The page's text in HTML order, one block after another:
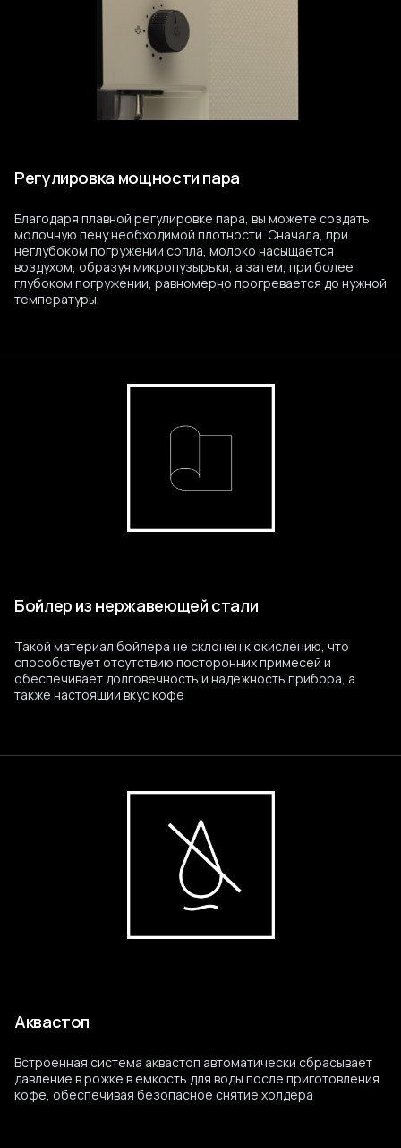
Регулировка мощности пара
Благодаря плавной регулировке пара, вы можете создать
молочную пену необходимой плотности. Сначала, при
неглубоком погружении сопла, молоко насыщается
воздухом, образуя микропузырьки, а затем, при более
глубоком погружении, равномерно прогревается до нужной
температуры.
Бойлер из нержавеющей стали
Такой материал бойлера не склонен к окислению, что
способствует отсутствию посторонних примесей и
обеспечивает долговечность и надежность прибора, а
также настоящий вкус кофе
Аквастоп
Встроенная система аквастоп автоматически сбрасывает
давление в рожке в емкость для воды после приготовления
кофе, обеспечивая безопасное снятие холдера